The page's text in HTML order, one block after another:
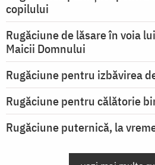
copilului
Rugăciune de lăsare în voia
Maicii Domnului
Rugăciune pentru izbăvirea
Rugăciune pentru călătorie
Rugăciune puternică, la